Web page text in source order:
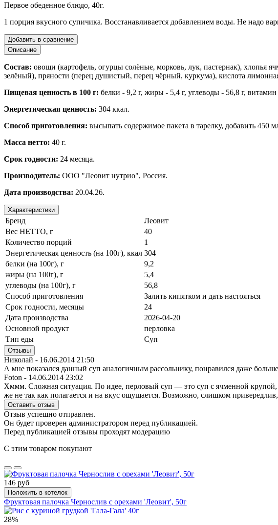
Первое обеденное блюдо, 40г.
1 порция вкусного супичика. Восстанавливается добавлением воды. Не надо
Добавить в сравнение
Описание
Состав: овощи (картофель, огурцы солёные, морковь, лук, пастернак), хлопья
зелёный), пряности (перец душистый, перец чёрный, куркума), кислота
Пищевая ценность в 100 г: белки - 9,2 г, жиры - 5,4 г, углеводы - 56,8 г,
Энергетическая ценность: 304 ккал.
Способ приготовления: высыпать содержимое пакета в тарелку, добавить 450
Масса нетто: 40 г.
Срок годности: 24 месяца.
Производитель: ООО "Леовит нутрио", Россия.
Дата производства: 20.04.26.
Характеристики
Бренд
Леовит
Вес НЕТТО, г
40
Количество порций
1
Энергетическая ценность (на 100г), ккал 304
белки (на 100г), г
9,2
жиры (на 100г), г
5,4
углеводы (на 100г), г
56,8
Способ приготовления
Залить кипятком и дать настояться
Срок годности, месяцы
24
Дата производства
2026-04-20
Основной продукт
перловка
Тип еды
Суп
Отзывы
Николай - 16.06.2014 21:50
А мне показался данный суп аналогичным рассольнику, понравился даже
Foton - 14.06.2014 23:02
Хммм. Сложная ситуация. По идее, перловый суп — это суп с ячменной крупой,
же не так как полагается и на вкус ощущается. Возможно, слишком
Оставить отзыв
Отзыв успешно отправлен.
Он будет проверен администратором перед публикацией.
Перед публикацией отзывы проходят модерацию
С этим товаром покупают
146 руб
Положить в котелок
Фруктовая палочка Чернослив с орехами 'Леовит', 50г
28%